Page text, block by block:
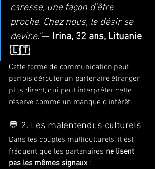
caresse, une façon d’être
proche. Chez nous, le désir se
devine.”— Irina, 32 ans, Lituanie
🇱🇹
Cette forme de communication peut
parfois dérouter un partenaire étranger
plus direct, qui peut interpréter cette
réserve comme un manque d’intérêt.
💬 2. Les malentendus culturels
Dans les couples multiculturels, il est
fréquent que les partenaires ne lisent
pas les mêmes signaux :